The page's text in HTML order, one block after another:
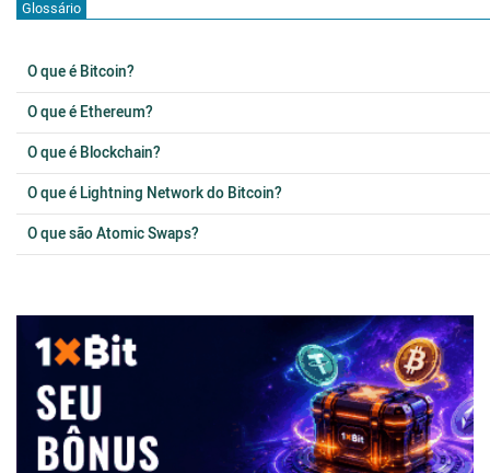
Glossário
O que é Bitcoin?
O que é Ethereum?
O que é Blockchain?
O que é Lightning Network do Bitcoin?
O que são Atomic Swaps?